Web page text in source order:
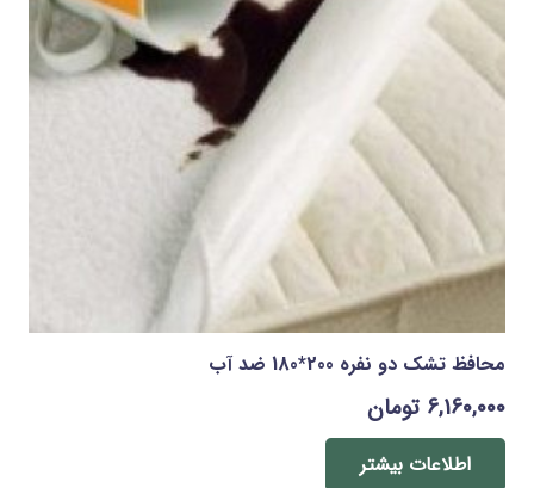
محافظ تشک دو نفره 200*180 ضد آب
۶,۱۶۰,۰۰۰ تومان
اطلاعات بیشتر